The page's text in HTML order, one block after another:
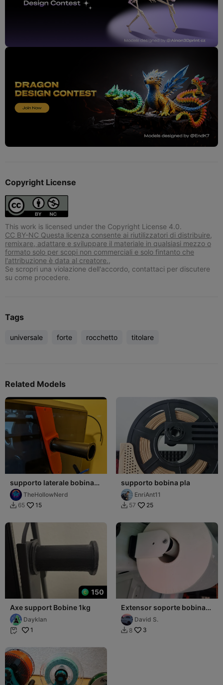
Copyright License
This work is licensed under the Copyright License 4.0.
CC BY-NC Questa licenza consente ai riutilizzatori di distribuire,
remixare, adattare e sviluppare il materiale in qualsiasi mezzo o
formato solo per scopi non commerciali e solo fintanto che
l'attribuzione è data al creatore.,
Se scropri una violazione dell'accordo, contattaci per discutere
su come procedere.
Tags
universale forte rocchetto titolare
Related Models
supporto laterale bobina
k1max per porta bobina
originale
TheHollowNerd
 65 15
supporto bobina pla
EnriAnt11
 57 25
150
Axe support Bobine 1kg
Dayklan
 1
Extensor soporte bobinas
bgs David S.
 8 3